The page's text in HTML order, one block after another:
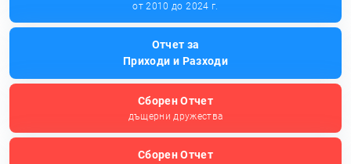
от 2010 до 2024 г.
Отчет за
Приходи и Разходи
Сборен Отчет
дъщерни дружества
Сборен Отчет